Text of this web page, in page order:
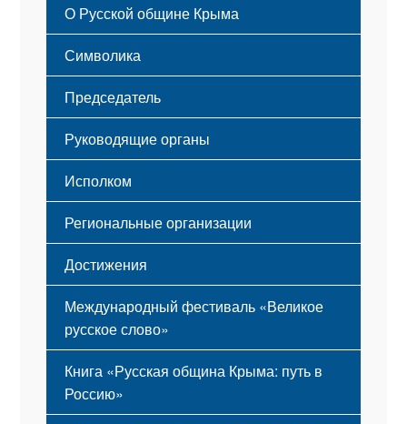
О Русской общине Крыма
Этапы становления
Принципы деятельности
Структура
Мероприятия
Символика
Флаг
Герб
Гимн
Председатель
Руководящие органы
Исполком
Региональные организации
Достижения
Международный фестиваль «Великое
русское слово»
Книга «Русская община Крыма: путь в
Россию»